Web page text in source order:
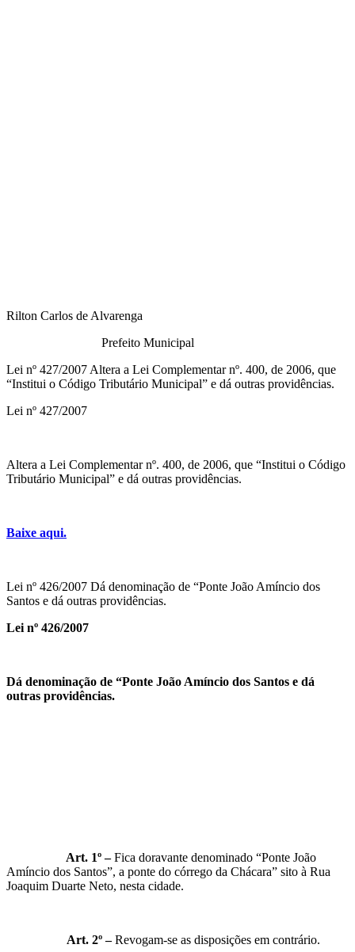
Rilton Carlos de Alvarenga
Prefeito Municipal
Lei nº 427/2007 Altera a Lei Complementar nº. 400, de 2006, que
“Institui o Código Tributário Municipal” e dá outras providências.
Lei nº 427/2007
Altera a Lei Complementar nº. 400, de 2006, que “Institui o Código
Tributário Municipal” e dá outras providências.
Baixe aqui.
Lei nº 426/2007 Dá denominação de “Ponte João Amíncio dos
Santos e dá outras providências.
Lei nº 426/2007
Dá denominação de “Ponte João Amíncio dos Santos e dá
outras providências.
Art. 1º –Fica doravante denominado “Ponte João
Amíncio dos Santos”, a ponte do córrego da Chácara” sito à Rua
Joaquim Duarte Neto, nesta cidade.
Art. 2º –Revogam-se as disposições em contrário.